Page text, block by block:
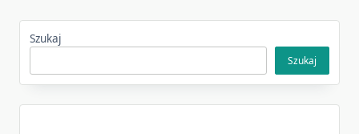
Szukaj
Szukaj